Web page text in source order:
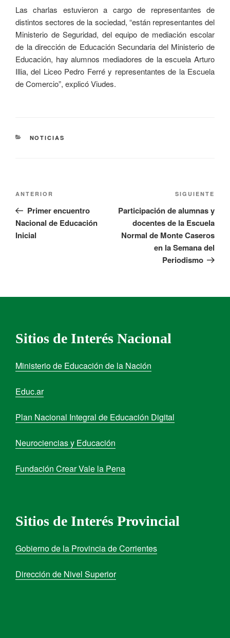
Las charlas estuvieron a cargo de representantes de
distintos sectores de la sociedad, “están representantes del
Ministerio de Seguridad, del equipo de mediación escolar
de la dirección de Educación Secundaria del Ministerio de
Educación, hay alumnos mediadores de la escuela Arturo
Illia, del Liceo Pedro Ferré y representantes de la Escuela
de Comercio”, explicó Viudes.
NOTICIAS
ANTERIOR
Primer encuentro
Nacional de Educación
Inicial
SIGUIENTE
Participación de alumnas y
docentes de la Escuela
Normal de Monte Caseros
en la Semana del
Periodismo
Sitios de Interés Nacional
Ministerio de Educación de la Nación
Educ.ar
Plan Nacional Integral de Educación Digital
Neurociencias y Educación
Fundación Crear Vale la Pena
Sitios de Interés Provincial
Gobierno de la Provincia de Corrientes
Dirección de Nivel Superior